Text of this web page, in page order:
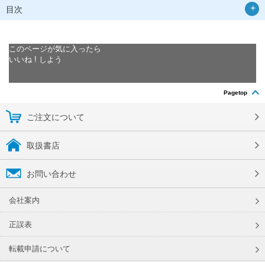
目次
このページが気に入ったら
いいね ! しよう
Pagetop
ご注文について
取扱書店
お問い合わせ
会社案内
正誤表
転載申請について